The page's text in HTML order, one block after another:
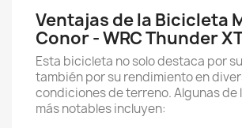
Ventajas de la Bicicleta
Conor - WRC Thunder
Esta bicicleta no solo destaca por
también por su rendimiento en
condiciones de terreno. Algunas de
más notables incluyen: